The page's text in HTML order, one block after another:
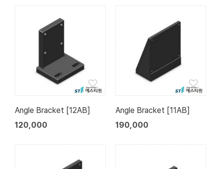
Angle Bracket [12AB]
120,000
Angle Bracket [11AB]
190,000